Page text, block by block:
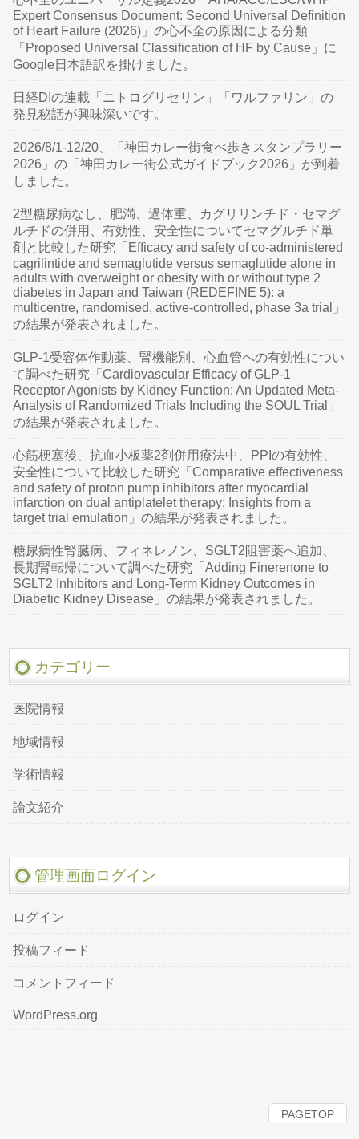
Expert Consensus Document: Second Universal Definition
of Heart Failure (2026)」の心不全の原因による分類
「Proposed Universal Classification of HF by Cause」に
Google日本語訳を掛けました。
日経DIの連載「ニトログリセリン」「ワルファリン」の
発見秘話が興味深いです。
2026/8/1-12/20、「神田カレー街食べ歩きスタンプラリー
2026」の「神田カレー街公式ガイドブック2026」が到着
しました。
2型糖尿病なし、肥満、過体重、カグリリンチド・セマグ
ルチドの併用、有効性、安全性についてセマグルチド単
剤と比較した研究「Efficacy and safety of co-administered
cagrilintide and semaglutide versus semaglutide alone in
adults with overweight or obesity with or without type 2
diabetes in Japan and Taiwan (REDEFINE 5): a
multicentre, randomised, active-controlled, phase 3a trial」
の結果が発表されました。
GLP-1受容体作動薬、腎機能別、心血管への有効性につい
て調べた研究「Cardiovascular Efficacy of GLP-1
Receptor Agonists by Kidney Function: An Updated Meta-
Analysis of Randomized Trials Including the SOUL Trial」
の結果が発表されました。
心筋梗塞後、抗血小板薬2剤併用療法中、PPIの有効性、
安全性について比較した研究「Comparative effectiveness
and safety of proton pump inhibitors after myocardial
infarction on dual antiplatelet therapy: Insights from a
target trial emulation」の結果が発表されました。
糖尿病性腎臓病、フィネレノン、SGLT2阻害薬へ追加、
長期腎転帰について調べた研究「Adding Finerenone to
SGLT2 Inhibitors and Long-Term Kidney Outcomes in
Diabetic Kidney Disease」の結果が発表されました。
カテゴリー
医院情報
地域情報
学術情報
論文紹介
管理画面ログイン
ログイン
投稿フィード
コメントフィード
WordPress.org
PAGETOP